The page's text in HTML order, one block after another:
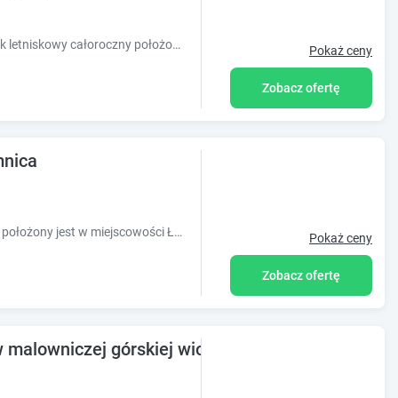
Piękny nowy i w pełni wyposażony domek letniskowy całoroczny położony w Łomnicy. Pokaż ceny
Zobacz ofertę
Obiekt Agroturystyka Głuszyca Łomnica położony jest w miejscowości Łomnica i oferuje ogród, wspólny salon oraz widok na góry. Na terenie obie Pokaż ceny
Zobacz ofertę
górskiej wiosce